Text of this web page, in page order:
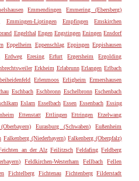
Emmendingen
Emmering (Ebersberg)
Emmingen-Liptingen Empfingen
Emskirchen
Engelthal Engen Engstingen Eningen Ensdorf
Eppelheim Eppenschlag Eppingen Eppishausen
Erdweg Eresing Erfurt Ergersheim
Ergolding
Erkheim Erlabrunn Erlangen Erlbach
Erlenmoos Erligheim
Ermershausen
Eschbach Eschbronn Eschelbronn Eschenbach
Eslarn Esselbach Essen Essenbach Essing
Ettenstatt Ettlingen Ettringen
Etzelwang
Eurasburg (Schwaben)
Eußenheim
Falkenberg (Niederbayern) Falkenberg (Oberpfalz)
an der Alz Feilitzsch Feldafing Feldberg
Feldkirchen-Westerham Fellbach
Fellen
Fichtelberg Fichtenau Fichtenberg
Filderstadt